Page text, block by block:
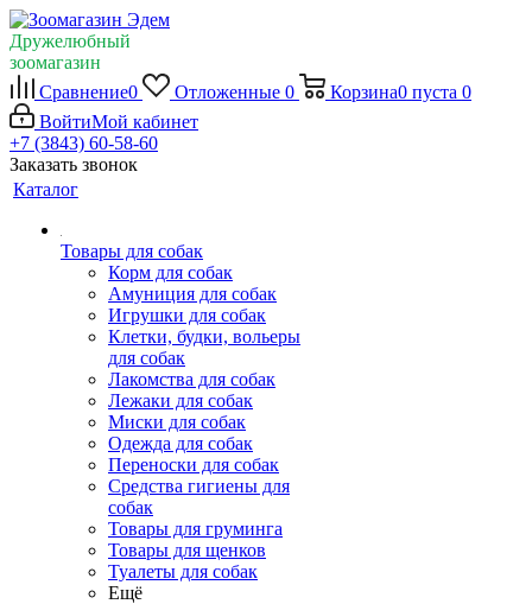
Дружелюбный
зоомагазин
Сравнение0 Отложенные 0 Корзина0 пуста 0
ВойтиМой кабинет
+7 (3843) 60-58-60
Заказать звонок
Каталог
Товары для собак
Корм для собак
Амуниция для собак
Игрушки для собак
Клетки, будки, вольеры
для собак
Лакомства для собак
Лежаки для собак
Миски для собак
Одежда для собак
Переноски для собак
Средства гигиены для
собак
Товары для груминга
Товары для щенков
Туалеты для собак
Ещё